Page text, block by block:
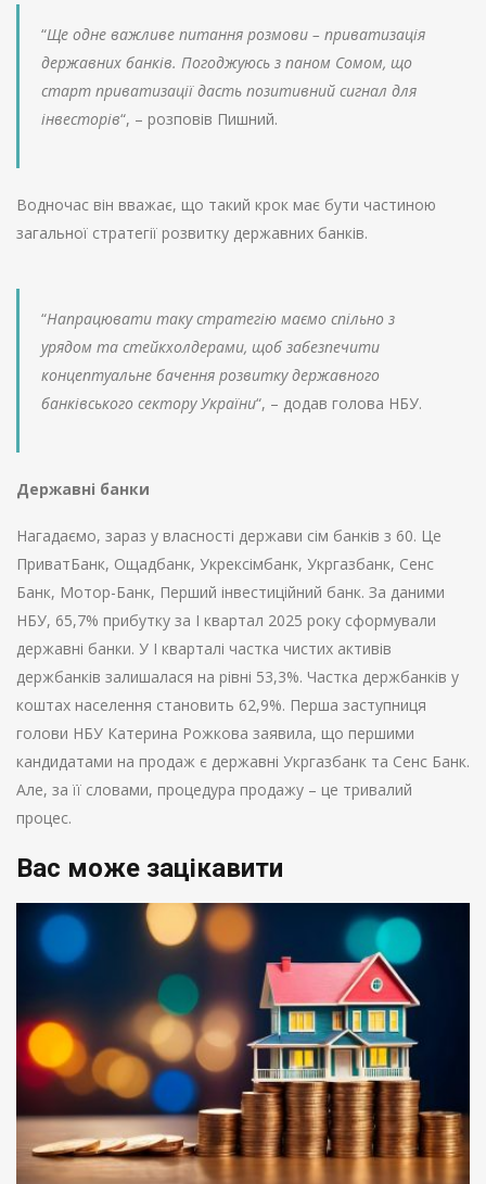
“Ще одне важливе питання розмови – приватизація
державних банків. Погоджуюсь з паном Сомом, що
старт приватизації дасть позитивний сигнал для
інвесторів“, – розповів Пишний.
Водночас він вважає, що такий крок має бути частиною
загальної стратегії розвитку державних банків.
“Напрацювати таку стратегію маємо спільно з
урядом та стейкхолдерами, щоб забезпечити
концептуальне бачення розвитку державного
банківського сектору України“, – додав голова НБУ.
Державні банки
Нагадаємо, зараз у власності держави сім банків з 60. Це
ПриватБанк, Ощадбанк, Укрексімбанк, Укргазбанк, Сенс
Банк, Мотор-Банк, Перший інвестиційний банк. За даними
НБУ, 65,7% прибутку за I квартал 2025 року сформували
державні банки. У I кварталі частка чистих активів
держбанків залишалася на рівні 53,3%. Частка держбанків у
коштах населення становить 62,9%. Перша заступниця
голови НБУ Катерина Рожкова заявила, що першими
кандидатами на продаж є державні Укргазбанк та Сенс Банк.
Але, за її словами, процедура продажу – це тривалий
процес.
Вас може зацікавити